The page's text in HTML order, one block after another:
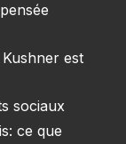
est
sociaux
ce que